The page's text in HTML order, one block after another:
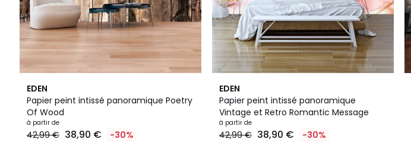
EDEN
Papier peint intissé panoramique Poetry
Of Wood
à partir de
42,99 € 38,90 € -30%
EDEN
Papier peint intissé panoramique
Vintage et Retro Romantic Message
à partir de
42,99 € 38,90 € -30%